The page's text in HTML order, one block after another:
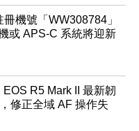
機號「WW308784」
或 APS-C 系統將迎新
R5 Mark II 最新韌
修正全域 AF 操作失